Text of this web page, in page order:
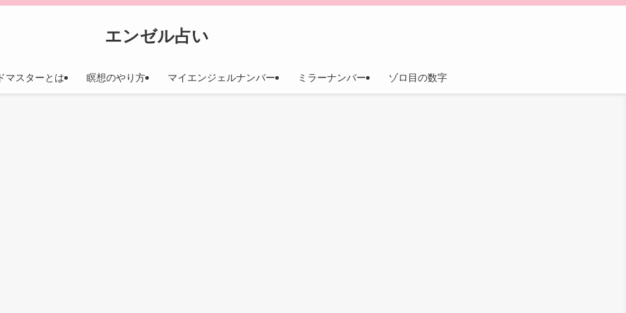
エンゼル占い
マスターとは 瞑想のやり方 マイエンジェルナンバー ミラーナンバー ゾロ目の数字